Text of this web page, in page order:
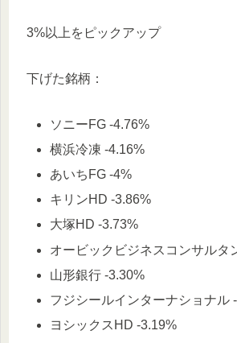
3%以上をピックアップ
下げた銘柄：
ソニーFG -4.76%
横浜冷凍 -4.16%
あいちFG -4%
キリンHD -3.86%
大塚HD -3.73%
オービックビジネスコンサルタ
山形銀行 -3.30%
フジシールインターナショナル
ヨシックスHD -3.19%